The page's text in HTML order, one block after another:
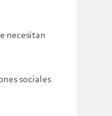
necesitan
sociales